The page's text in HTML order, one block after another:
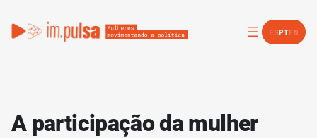
ESPTEN
A participação da mulher